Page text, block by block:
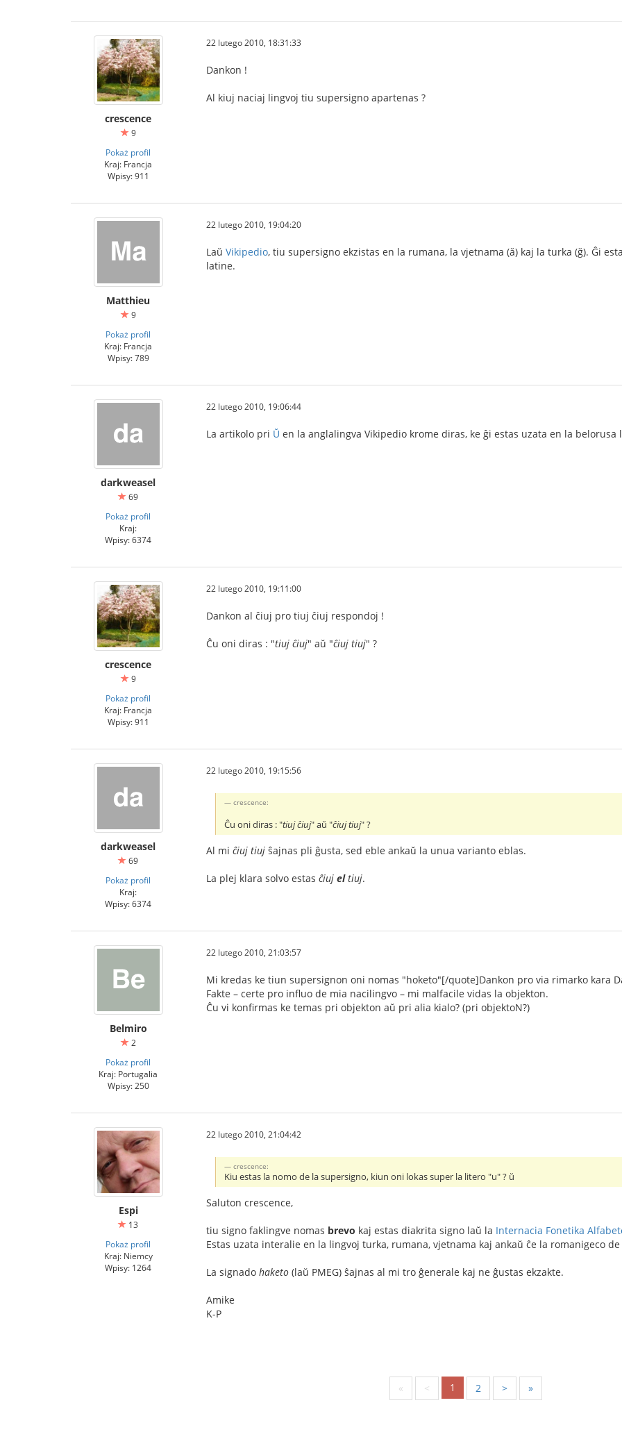
crescence
9
Pokaż profil
Kraj: Francja
Wpisy: 911
22 lutego 2010, 18:31:33
Dankon !
Al kiuj naciaj lingvoj tiu supersigno apartenas ?
Matthieu
9
Pokaż profil
Kraj: Francja
Wpisy: 789
22 lutego 2010, 19:04:20
Laŭ Vikipedio, tiu supersigno ekzistas en la rumana, la vjetnama (ă) kaj la turka (ğ). Ĝi
latine.
darkweasel
69
Pokaż profil
Kraj:
Wpisy: 6374
22 lutego 2010, 19:06:44
La artikolo pri Ŭ en la anglalingva Vikipedio krome diras, ke ĝi estas uzata en la belorusa
crescence
9
Pokaż profil
Kraj: Francja
Wpisy: 911
22 lutego 2010, 19:11:00
Dankon al ĉiuj pro tiuj ĉiuj respondoj !
Ĉu oni diras : "tiuj ĉiuj" aŭ "ĉiuj tiuj" ?
darkweasel
69
Pokaż profil
Kraj:
Wpisy: 6374
22 lutego 2010, 19:15:56
crescence:
Ĉu oni diras : "tiuj ĉiuj" aŭ "ĉiuj tiuj" ?
Al mi ĉiuj tiuj ŝajnas pli ĝusta, sed eble ankaŭ la unua varianto eblas.
La plej klara solvo estas ĉiuj eltiuj.
Belmiro
2
Pokaż profil
Kraj: Portugalia
Wpisy: 250
22 lutego 2010, 21:03:57
Mi kredas ke tiun supersignon oni nomas "hoketo"[/quote]Dankon pro via rimarko kara
Fakte – certe pro influo de mia nacilingvo – mi malfacile vidas la objekton.
Ĉu vi konfirmas ke temas pri objekton aŭ pri alia kialo? (pri objektoN?)
Espi
13
Pokaż profil
Kraj: Niemcy
Wpisy: 1264
22 lutego 2010, 21:04:42
crescence:
Kiu estas la nomo de la supersigno, kiun oni lokas super la litero "u" ? ŭ
Saluton crescence,
tiu signo faklingve nomas brevo kaj estas diakrita signo laŭ la Internacia Fonetika
Estas uzata interalie en la lingvoj turka, rumana, vjetnama kaj ankaŭ ĉe la romanigeco
La signado haketo (laŭ PMEG) ŝajnas al mi tro ĝenerale kaj ne ĝustas ekzakte.
Amike
K-P
« < 1 2 > »